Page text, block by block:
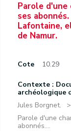
Parole d'une
ses
Lafontaine,
de Namur.
Cote 10.29
Contexte :
archéologique
Jules Borgnet.
Parole d'une
abonnés....